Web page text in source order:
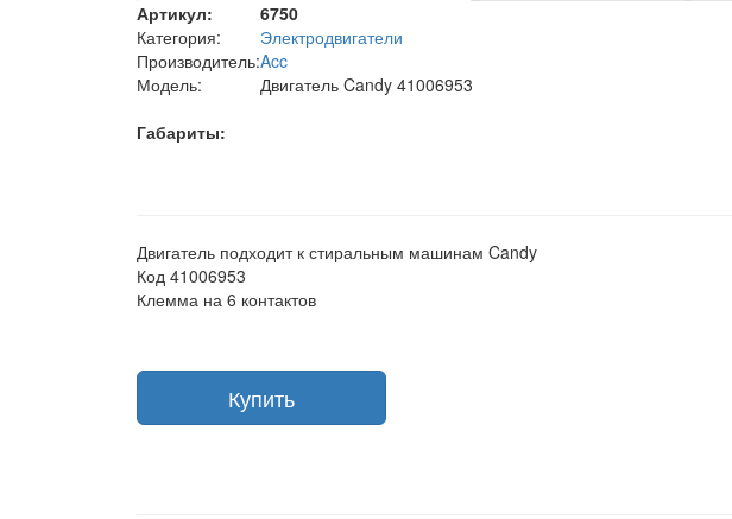
Артикул:
6750
Категория:
Электродвигатели
Производитель:Acc
Модель:
Двигатель Candy 41006953
Габариты:
Двигатель подходит к стиральным машинам Candy
Код 41006953
Клемма на 6 контактов